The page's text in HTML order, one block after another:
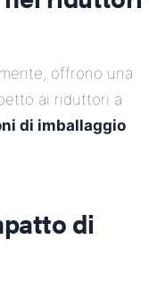
offrono una
ai riduttori a
di imballaggio
di